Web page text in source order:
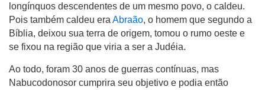
longínquos descendentes de um mesmo povo, o caldeu.
Pois também caldeu era Abraão, o homem que segundo a
Bíblia, deixou sua terra de origem, tomou o rumo oeste e
se fixou na região que viria a ser a Judéia.
Ao todo, foram 30 anos de guerras contínuas, mas
Nabucodonosor cumprira seu objetivo e podia então